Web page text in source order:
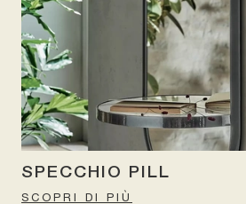
SPECCHIO PILL
SCOPRI DI PIÙ